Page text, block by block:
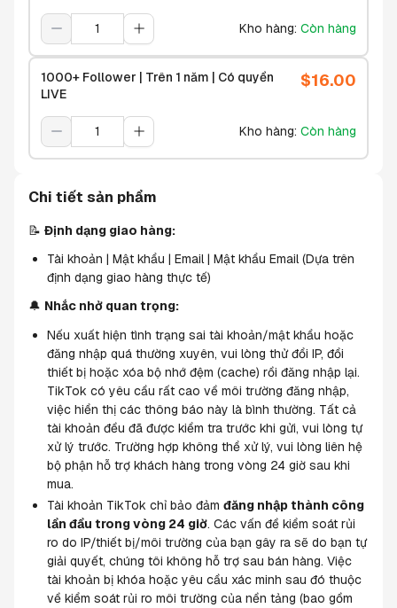
Kho hàng: Còn hàng
1000+ Follower | Trên 1 năm | Có quyền
LIVE
$16.00
Kho hàng: Còn hàng
Chi tiết sản phẩm
📝 Định dạng giao hàng:
Tài khoản | Mật khẩu | Email | Mật khẩu Email (Dựa trên
định dạng giao hàng thực tế)
🔔 Nhắc nhở quan trọng:
Nếu xuất hiện tình trạng sai tài khoản/mật khẩu hoặc
đăng nhập quá thường xuyên, vui lòng thử đổi IP, đổi
thiết bị hoặc xóa bộ nhớ đệm (cache) rồi đăng nhập lại.
TikTok có yêu cầu rất cao về môi trường đăng nhập,
việc hiển thị các thông báo này là bình thường. Tất cả
tài khoản đều đã được kiểm tra trước khi gửi, vui lòng tự
xử lý trước. Trường hợp không thể xử lý, vui lòng liên hệ
bộ phận hỗ trợ khách hàng trong vòng 24 giờ sau khi
mua.
Tài khoản TikTok chỉ bảo đảm đăng nhập thành công
lần đầu trong vòng 24 giờ. Các vấn đề kiểm soát rủi
ro do IP/thiết bị/môi trường của bạn gây ra sẽ do bạn tự
giải quyết, chúng tôi không hỗ trợ sau bán hàng. Việc
tài khoản bị khóa hoặc yêu cầu xác minh sau đó thuộc
về kiểm soát rủi ro môi trường của nền tảng (bao gồm